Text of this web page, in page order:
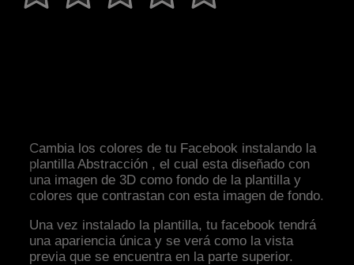
Cambia los colores de tu Facebook instalando la
plantilla Abstracción , el cual esta diseñado con
una imagen de 3D como fondo de la plantilla y
colores que contrastan con esta imagen de fondo.
Una vez instalado la plantilla, tu facebook tendrá
una apariencia única y se verá como la vista
previa que se encuentra en la parte superior.